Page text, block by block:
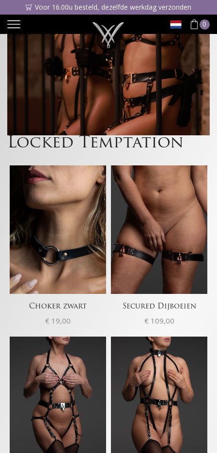
Voor 16.00u besteld, dezelfde werkdag verzonden
0
Locked Temptation
Choker zwart
€ 19,00
Secured Dijboeien
€109,00